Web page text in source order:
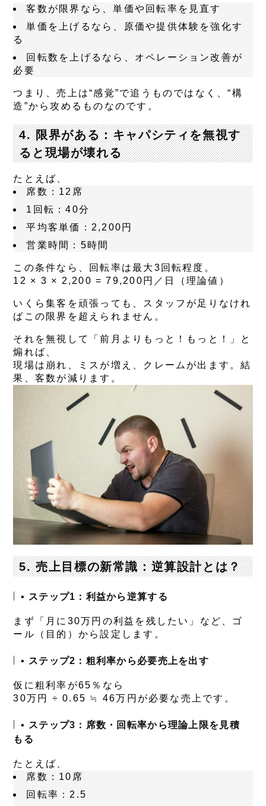
客数が限界なら、単価や回転率を見直す
単価を上げるなら、原価や提供体験を強化す
る
回転数を上げるなら、オペレーション改善が
必要
つまり、売上は“感覚”で追うものではなく、“構
造”から攻めるもの なのです。
4. 限界がある：キャパシティを無視す
ると現場が壊れる
たとえば、
席数：12席
1回転：40分
平均客単価：2,200円
営業時間：5時間
この条件なら、回転率は最大3回転程度。
12 × 3 × 2,200 = 79,200円／日（理論値）
いくら集客を頑張っても、スタッフが足りなけれ
ばこの限界を超えられません。
それを無視して「前月よりもっと！もっと！」と
煽れば、
現場は崩れ、ミスが増え、クレームが出ます。結
果、客数が減ります。
5. 売上目標の新常識：逆算設計とは？
▪ ステップ1：利益から逆算する
まず「月に30万円の利益を残したい」など、 ゴ
ール（目的）から設定 します。
▪ ステップ2：粗利率から必要売上を出す
仮に粗利率が65％なら
30万円 ÷ 0.65 ≒ 46万円 が必要な売上です。
▪ ステップ3：席数・回転率から理論上限を見積
もる
たとえば、
席数：10席
回転率：2.5